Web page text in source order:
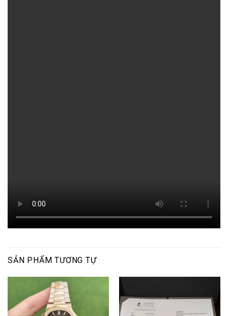
SẢN PHẨM TƯƠNG TỰ